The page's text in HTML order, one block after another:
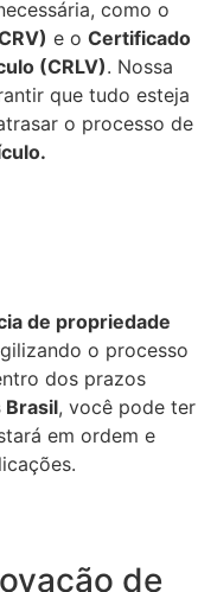
como o
e o Certificado
(CRLV). Nossa
que tudo esteja
o processo de
de propriedade
o processo
dos prazos
Brasil, você pode ter
em ordem e
de